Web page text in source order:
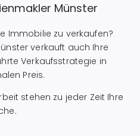
Münster
Immobilie zu verkaufen?
verkauft auch Ihre
Verkaufsstrategie in
Preis.
stehen zu jeder Zeit Ihre